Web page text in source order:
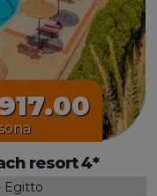
resort 4*
Egitto